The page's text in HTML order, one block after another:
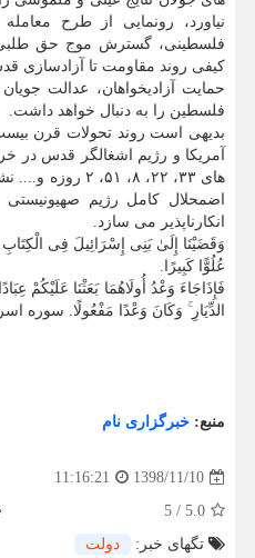
نیاورد، رونمایی از طرح
فلسطینی، گسترش موج حق
كیفی روند مقاومت تا آزادسازی
حمایت آزادیخواهان، عدالت
فلسطین را به دنبال خواهد داشت.
بدیهی است روند تحولات قرن
آمریكا و رژیم اشغالگر قدس در
های ۳۳، ۲۲، ۸،
اضمحلال كامل رژیم
انكارناپذیر می سازد.
وَقَضَیْنَا إِلَیٰ بَنِی إِسْرَائِیلَ فِی
عُلُوًّا كَبِیرًا.
فَإِذَاجَاءَ وَعْدُ أُولَاهُمَا بَعَثْنَا عَلَیْكُمْ
الدِّیَارِ ۚ وَكَانَ وَعْدًا مَفْعُولًا. سوره اسراء/
منبع: خبرگزاری نام
1398/11/10
11:16:21
5.0
/
5
تگهای خبر:
دولت